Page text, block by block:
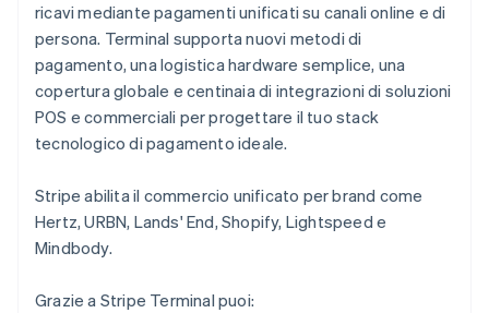
ricavi mediante pagamenti unificati su canali online e di
persona. Terminal supporta nuovi metodi di
pagamento, una logistica hardware semplice, una
copertura globale e centinaia di integrazioni di soluzioni
POS e commerciali per progettare il tuo stack
tecnologico di pagamento ideale.
Stripe abilita il commercio unificato per brand come
Hertz, URBN, Lands' End, Shopify, Lightspeed e
Mindbody.
Grazie a Stripe Terminal puoi: